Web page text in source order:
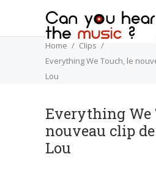
Home
Clips
Everything We Touch, le
Lou
Everything We
nouveau clip
Lou